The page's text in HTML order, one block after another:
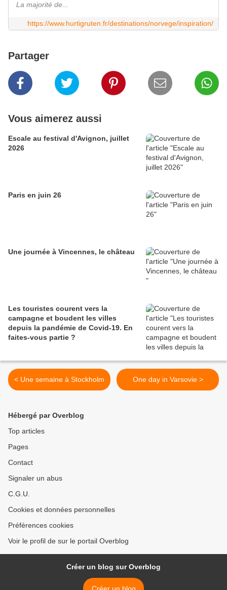
La majorité de...
https://www.hurtigruten.fr/destinations/norvege/inspiration/
Partager
Vous aimerez aussi
Escale au festival d'Avignon, juillet
2026
Paris en juin 26
Une journée à Vincennes, le château
Les touristes courent vers la
campagne et boudent les villes
depuis la pandémie de Covid‑19. En
faites‑vous partie ?
< Une semaine à Stockholm One day in Varsovie >
Hébergé par Overblog
Top articles
Pages
Contact
Signaler un abus
C.G.U.
Cookies et données personnelles
Préférences cookies
Voir le profil de sur le portail Overblog
Créer un blog sur Overblog